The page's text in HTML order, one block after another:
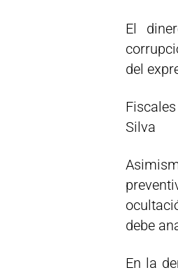
El
del
Silva
debe
En la